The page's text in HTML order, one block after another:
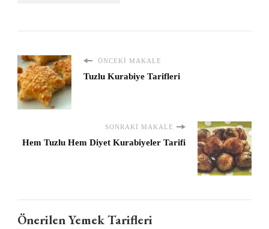
ÖNCEKI MAKALE
Tuzlu Kurabiye Tarifleri
SONRAKI MAKALE
Hem Tuzlu Hem Diyet Kurabiyeler Tarifi
Önerilen Yemek Tarifleri